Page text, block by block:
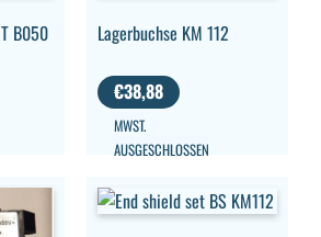
B050 Lagerbuchse KM 112
€38,88
MWST.
AUSGESCHLOSSEN